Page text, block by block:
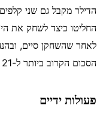
הדילר מקבל גם שני
החליטו כיצד לשחק את
לאחר שהשחקן סיים,
הסכום הקרוב ביותר ל-21 ניצחונות
פעולות ידיים